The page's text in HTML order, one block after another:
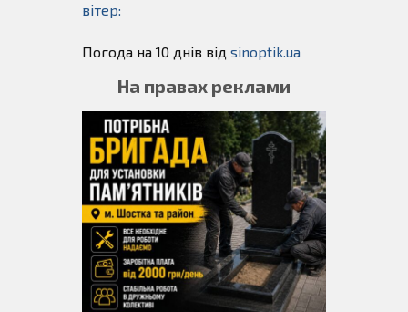
вітер:
Погода на 10 днів від sinoptik.ua
На правах реклами